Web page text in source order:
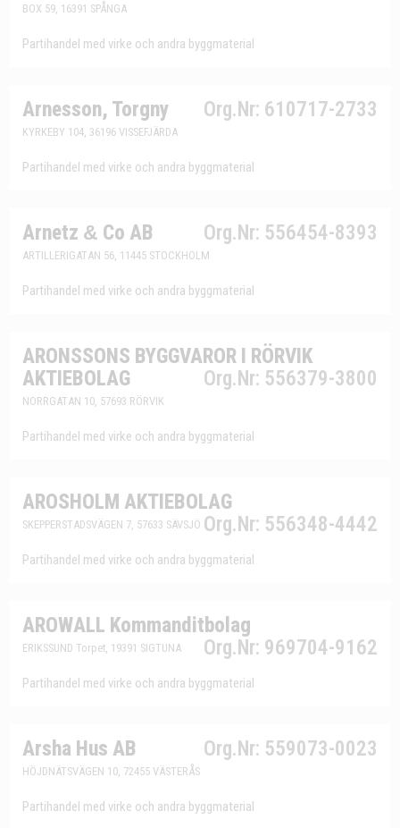
BOX 59, 16391 SPÅNGA
Partihandel med virke och andra byggmaterial
Arnesson, Torgny Org.Nr: 610717-2733
KYRKEBY 104, 36196 VISSEFJÄRDA
Partihandel med virke och andra byggmaterial
Arnetz & Co AB Org.Nr: 556454-8393
ARTILLERIGATAN 56, 11445 STOCKHOLM
Partihandel med virke och andra byggmaterial
ARONSSONS BYGGVAROR I RÖRVIK
AKTIEBOLAG
Org.Nr: 556379-3800
NORRGATAN 10, 57693 RÖRVIK
Partihandel med virke och andra byggmaterial
AROSHOLM AKTIEBOLAG
Org.Nr: 556348-4442
SKEPPERSTADSVÄGEN 7, 57633 SÄVSJÖ
Partihandel med virke och andra byggmaterial
AROWALL Kommanditbolag
Org.Nr: 969704-9162
ERIKSSUND Torpet, 19391 SIGTUNA
Partihandel med virke och andra byggmaterial
Arsha Hus AB Org.Nr: 559073-0023
HÖJDNÄTSVÄGEN 10, 72455 VÄSTERÅS
Partihandel med virke och andra byggmaterial